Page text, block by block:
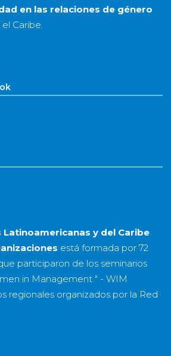
en las relaciones de género
Caribe.
Latinoamericanas y del Caribe
está formada por 72
participaron de los seminarios
in Management " - WIM
regionales organizados por la Red